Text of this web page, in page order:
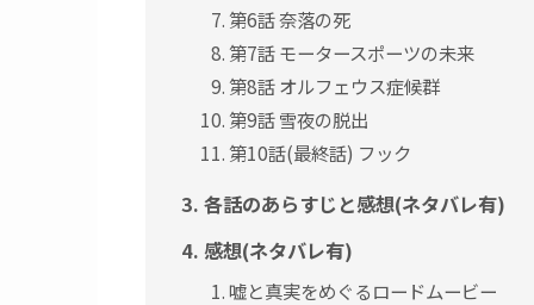
第6話 奈落の死
第7話 モータースポーツの未来
第8話 オルフェウス症候群
第9話 雪夜の脱出
第10話(最終話) フック
各話のあらすじと感想(ネタバレ有)
感想(ネタバレ有)
嘘と真実をめぐるロードムービー